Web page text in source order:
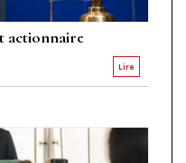
actionnaire
Lire